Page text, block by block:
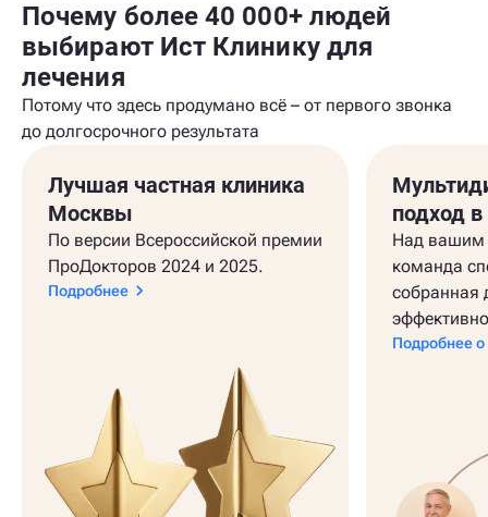
Почему более 40 000+ людей
выбирают Ист Клинику для
лечения
Потому что здесь продумано всё – от первого звонка
до долгосрочного результата
Лучшая частная клиника
Москвы
По версии Всероссийской премии
ПроДокторов 2024 и 2025.
Подробнее
подход
Над вашим
команда
собранная
Подробнее о